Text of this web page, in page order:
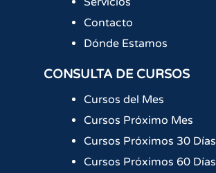
Contacto
Dónde Estamos
CONSULTA DE CURSOS
Cursos del Mes
Cursos Próximo Mes
Cursos Próximos 30 Días
Cursos Próximos 60 Días